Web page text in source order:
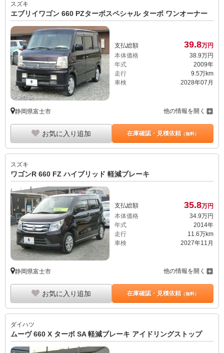
スズキ
エブリイワゴン 660 PZターボスペシャル ターボ ワンオーナー
支払総額 39.8万円
本体価格
38.9万円
年式
2009年
走行
9.5万km
車検
2028年07月
静岡県富士市 他の情報を開く
お気に入り追加 在庫確認・見積依頼（無料）
スズキ
ワゴンR 660 FZ ハイブリッド 軽減ブレーキ
支払総額 35.8万円
本体価格
34. 9万円
年式
2014年
走行
11.6万km
車検
2027年11月
静岡県富士市 他の情報を開く
お気に入り追加 在庫確認・見積依頼（無料）
ダイハツ
ムーヴ 660 X ターボ SA 軽減ブレーキ アイドリングストップ